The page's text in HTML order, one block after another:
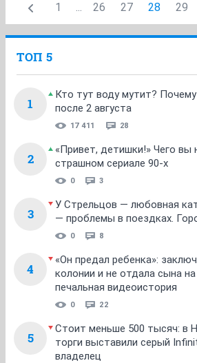
1 ... 26 27 28 29
ТОП 5
1
Кто тут воду мутит? Почему
после 2 августа
17 411 28
2
«Привет, детишки!» Чего вы
страшном сериале 90-х
0 3
3
У Стрельцов — любовная
— проблемы в поездках.
0 8
4
«Он предал ребенка»:
колонии и не отдала сына
печальная видеоистория
0 22
5
Стоит меньше 500 тысяч: в
торги выставили серый
владелец